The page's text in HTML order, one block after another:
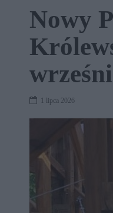
Nowy
1 lipca 2026